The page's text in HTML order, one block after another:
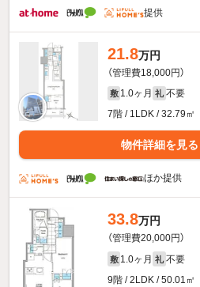
提供
21.8万円
（管理費18,000円）
敷 1.0ヶ月 礼 不要
7階 / 1LDK / 32.79㎡
物件詳細を見る
ほか提供
33.8万円
（管理費20,000円）
敷 1.0ヶ月 礼 不要
9階 / 2LDK / 50.01㎡